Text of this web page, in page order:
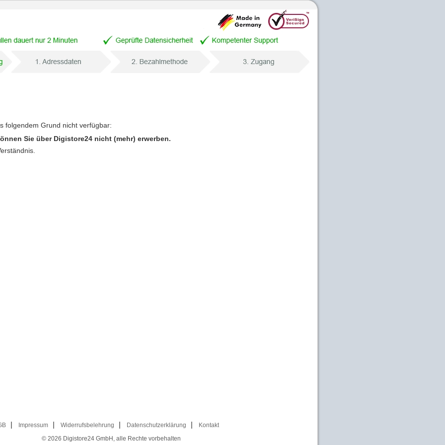
folgendem Grund nicht verfügbar:
Sie über Digistore24 nicht (mehr) erwerben.
Impressum Widerrufsbelehrung Datenschutzerklärung
Kontakt
© 2026 Digistore24 GmbH, alle Rechte vorbehalten